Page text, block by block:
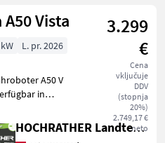
A50 Vista
3.299
€
Cena
vključuje
DDV
(stopnja
20%)
2.749,17 €
neto
L. pr. 2026
A50 V
in
+ Mähfläche
+ Mähfläche
HOCHRATHER Landtechnik GmbH